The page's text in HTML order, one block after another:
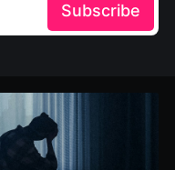
Subscribe